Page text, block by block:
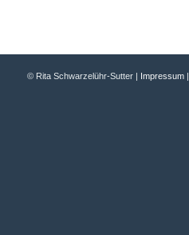
© Rita Schwarzelühr-Sutter | Impressum|